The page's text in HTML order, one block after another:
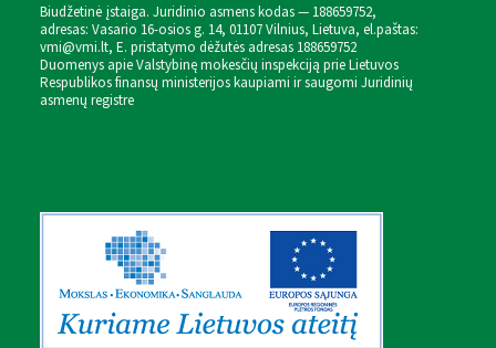
Biudžetinė įstaiga. Juridinio asmens kodas — 188659752,
adresas: Vasario 16-osios g. 14, 01107 Vilnius, Lietuva, el.paštas:
vmi@vmi.lt, E. pristatymo dėžutės adresas 188659752
Duomenys apie Valstybinę mokesčių inspekciją prie Lietuvos
Respublikos finansų ministerijos kaupiami ir saugomi Juridinių
asmenų registre